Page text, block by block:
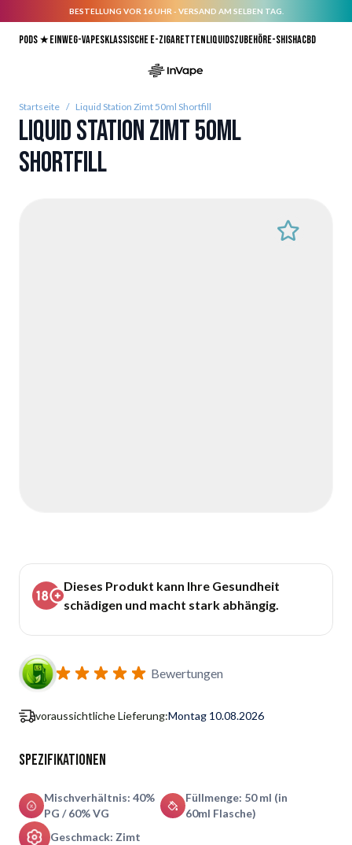
BESTELLUNG VOR 16 UHR - VERSAND AM SELBEN TAG.
Pods ★Einweg-VapesKlassische E-ZigarettenLiquidsZubehörE-ShishaCBD
Startseite / Liquid Station Zimt 50ml Shortfill
Liquid Station Zimt 50ml
Shortfill
Dieses Produkt kann Ihre Gesundheit
schädigen und macht stark abhängig.
Bewertungen
voraussichtliche Lieferung:Montag 10.08.2026
Spezifikationen
Mischverhältnis: 40%
PG / 60% VG
Füllmenge: 50 ml (in
60ml Flasche)
Geschmack: Zimt